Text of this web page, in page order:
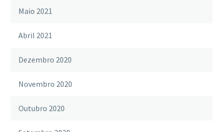
Maio 2021
Abril 2021
Dezembro 2020
Novembro 2020
Outubro 2020